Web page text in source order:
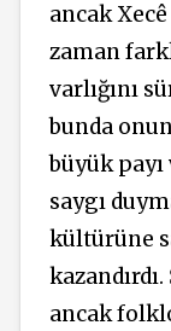
ancak
zaman
varlığını
bunda
büyük
saygı
kültürüne
ancak